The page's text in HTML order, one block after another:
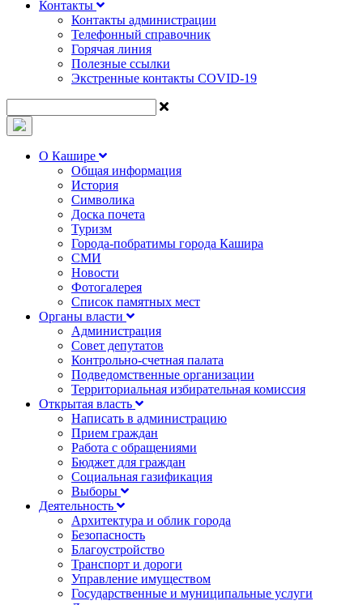
Контакты
Контакты администрации
Телефонный справочник
Горячая линия
Полезные ссылки
Экстренные контакты COVID-19
О Кашире
Общая информация
История
Символика
Доска почета
Туризм
Города-побратимы города Кашира
СМИ
Новости
Фотогалерея
Список памятных мест
Органы власти
Администрация
Совет депутатов
Контрольно-счетная палата
Подведомственные организации
Территориальная избирательная комиссия
Открытая власть
Написать в администрацию
Прием граждан
Работа с обращениями
Бюджет для граждан
Социальная газификация
Выборы
Деятельность
Архитектура и облик города
Безопасность
Благоустройство
Транспорт и дороги
Управление имуществом
Государственные и муниципальные услуги